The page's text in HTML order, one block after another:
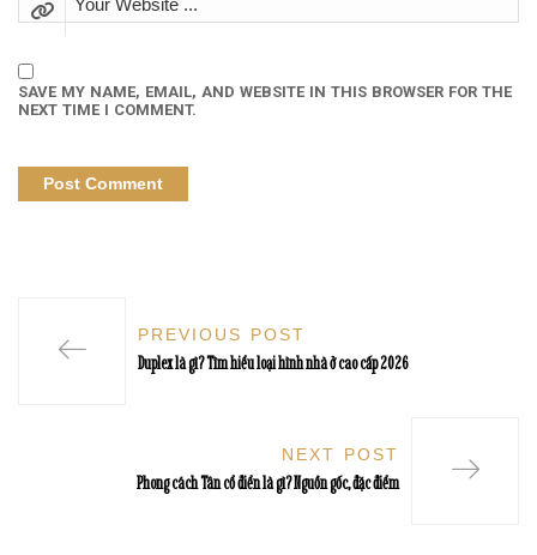
SAVE MY NAME, EMAIL, AND WEBSITE IN THIS BROWSER FOR THE
NEXT TIME I COMMENT.
PREVIOUS POST
Duplex là gì? Tìm hiểu loại hình nhà ở cao cấp 2026
NEXT POST
Phong cách Tân cổ điển là gì? Nguồn gốc, đặc điểm